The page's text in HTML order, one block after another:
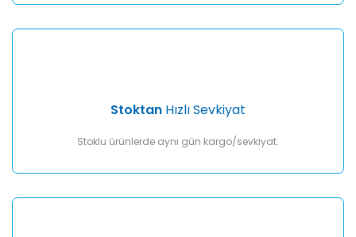
Stoktan Hızlı Sevkiyat
Stoklu ürünlerde aynı gün kargo/sevkiyat.